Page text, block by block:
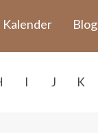
Kalender Blog
I J K